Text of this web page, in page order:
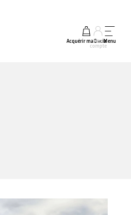
Acquérir ma Dacia
Mon
compte
Menu